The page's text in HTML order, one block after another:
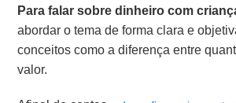
Para falar sobre dinheiro com
abordar o tema de forma clara e
conceitos como a diferença entre
valor.